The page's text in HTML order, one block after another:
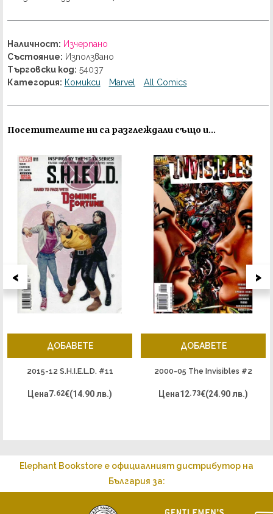
Наличност: Изчерпано
Състояние: Използвано
Търговски код: 54037
Категория: Комикси Marvel All Comics
Посетителите ни са разглеждали също и...
ДОБАВЕТЕ
2015-12 S.H.I.E.L.D. #11
Цена7.62€(14.90 лв.)
ДОБАВЕТЕ
2000-05 The Invisibles #2
Цена12.73€(24.90 лв.)
< >
Elephant Bookstore е официалният дистрибутор на
България за: